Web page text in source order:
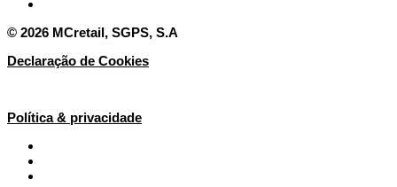
© 2026 MCretail, SGPS, S.A
Declaração de Cookies
Política & privacidade